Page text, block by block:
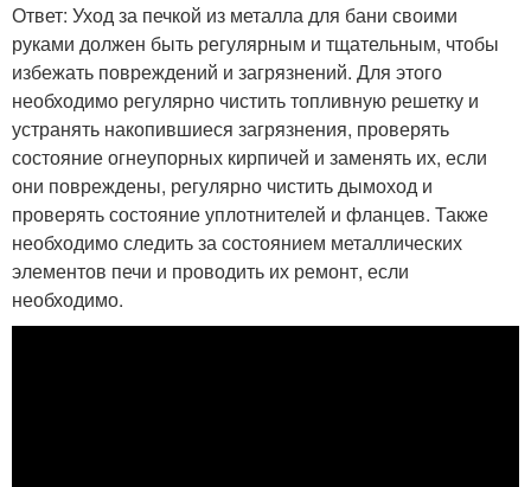
Ответ: Уход за печкой из металла для бани своими
руками должен быть регулярным и тщательным, чтобы
избежать повреждений и загрязнений. Для этого
необходимо регулярно чистить топливную решетку и
устранять накопившиеся загрязнения, проверять
состояние огнеупорных кирпичей и заменять их, если
они повреждены, регулярно чистить дымоход и
проверять состояние уплотнителей и фланцев. Также
необходимо следить за состоянием металлических
элементов печи и проводить их ремонт, если
необходимо.